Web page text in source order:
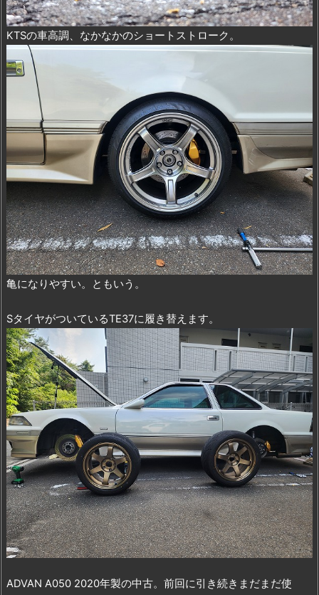
KTSの車高調、なかなかのショートストローク。
亀になりやすい。ともいう。
SタイヤがついているTE37に履き替えます。
ADVAN A050 2020年製の中古。前回に引き続きまだまだ使